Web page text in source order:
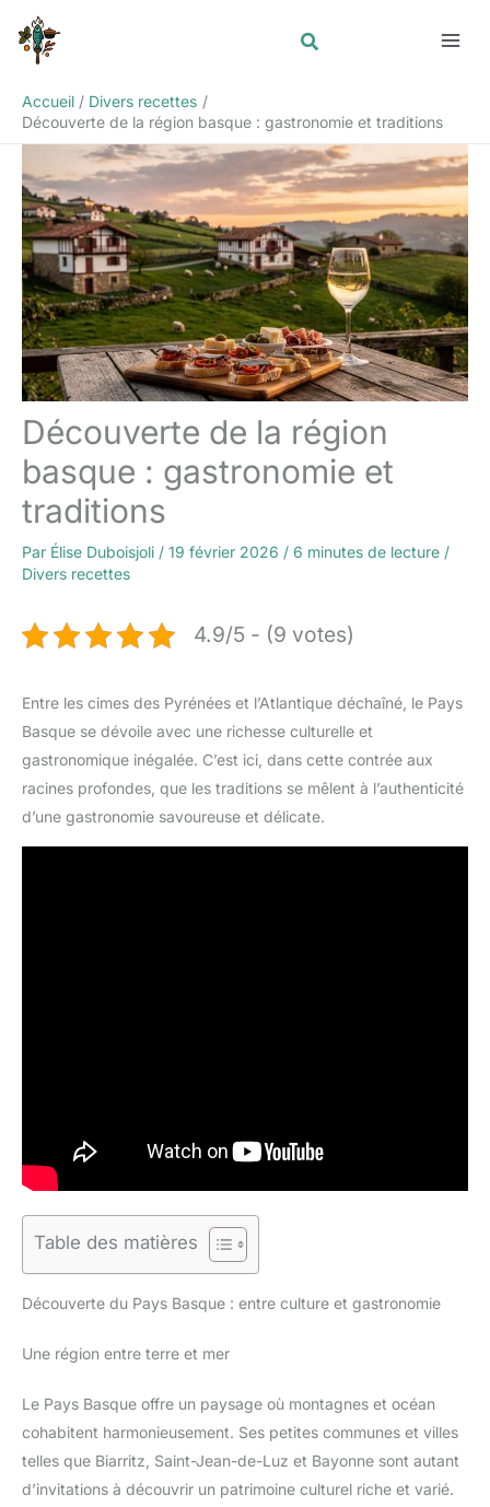
contenu
Accueil
Divers recettes
Découverte de la région basque : gastronomie et traditions
Découverte de la région
basque : gastronomie et
traditions
Par Élise Duboisjoli / 19 février 2026 / 6 minutes de lecture /
Divers recettes
4.9/5 - (9 votes)
Entre les cimes des Pyrénées et l’Atlantique déchaîné, le Pays
Basque se dévoile avec une richesse culturelle et
gastronomique inégalée. C’est ici, dans cette contrée aux
racines profondes, que les traditions se mêlent à l’authenticité
d’une gastronomie savoureuse et délicate.
Table des matières
Découverte du Pays Basque : entre culture et gastronomie
Une région entre terre et mer
Le Pays Basque offre un paysage où montagnes et océan
cohabitent harmonieusement. Ses petites communes et villes
telles que Biarritz, Saint-Jean-de-Luz et Bayonne sont autant
d’invitations à découvrir un patrimoine culturel riche et varié.
Rechercher